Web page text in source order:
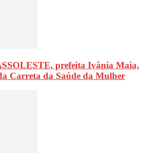
prefeita Ivânia Maia,
Carreta da Saúde da Mulher